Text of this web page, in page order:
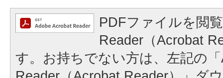
PDFファイルを閲
Reader（Acrobat
す。お持ちでない方は、左記の